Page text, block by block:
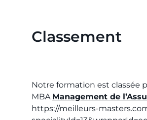
Classement
Notre formation est classée
MBA Management de
https://meilleurs-